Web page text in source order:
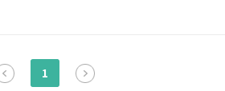
적으로 아쉽숩니다. 개인 자영업자가 5
1